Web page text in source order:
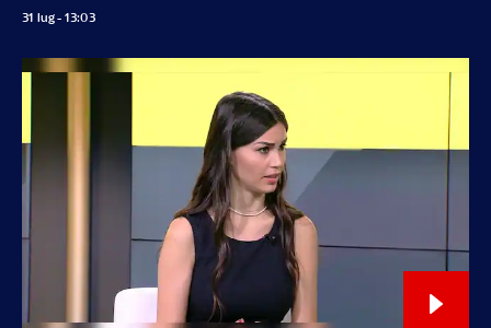
31 lug - 13:03